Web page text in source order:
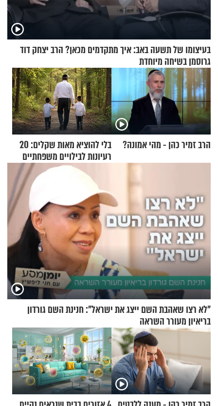
בעיצומו של תשעה באב: איך מתקדמים מכאן? הרב יצחק דוד
גרוסמן בשיחה מיוחדת
הרב זמיר כהן - מהי אמונה?
בלי להוציא מאות שקלים: 20
רעיונות לבילויים משפחתיים
כמעט בחינם
"לא רצו שאהבת השם ייצג את ישראל": חנינת השם גורדון
בריאיון מעורר השראה